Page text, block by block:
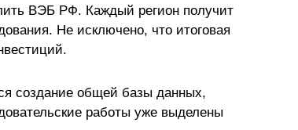
ВЭБ РФ. Каждый регион получит
Не исключено, что итоговая
создание общей базы данных,
работы уже выделены